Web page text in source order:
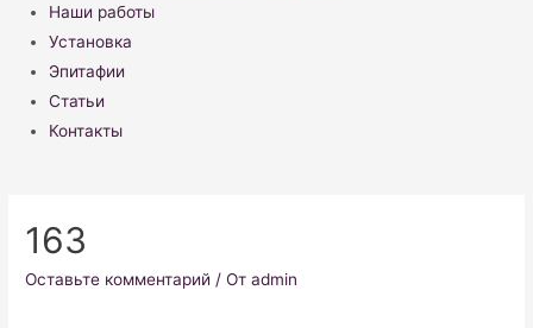
Наши работы
Установка
Эпитафии
Статьи
Контакты
163
Оставьте комментарий / От admin